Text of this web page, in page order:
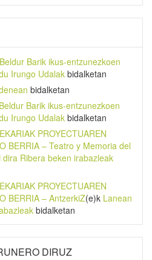
Beldur Barik ikus-entzunezkoen
Irungo Udalak bidalketan
bidalketan
Beldur Barik ikus-entzunezkoen
Irungo Udalak bidalketan
PROYECTUAREN
BERRIA – Teatro y Memoria del
dira Ribera beken irabazleak
PROYECTUAREN
BERRIA – AntzerkiZ(e)k Lanean
bidalketan
DIRUZ